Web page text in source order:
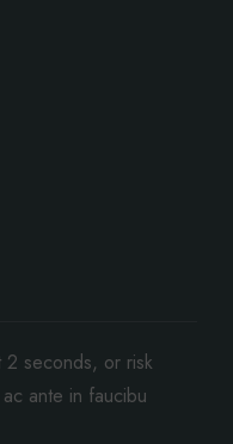
2 seconds, or risk
ante in faucibu